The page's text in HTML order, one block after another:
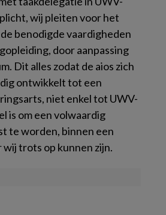
wij pleiten voor het
benodigde vaardigheden
door aanpassing
Dit alles zodat de aios zich
ontwikkelt tot een
niet enkel tot UWV-
is om een volwaardig
te worden, binnen een
wij trots op kunnen zijn.